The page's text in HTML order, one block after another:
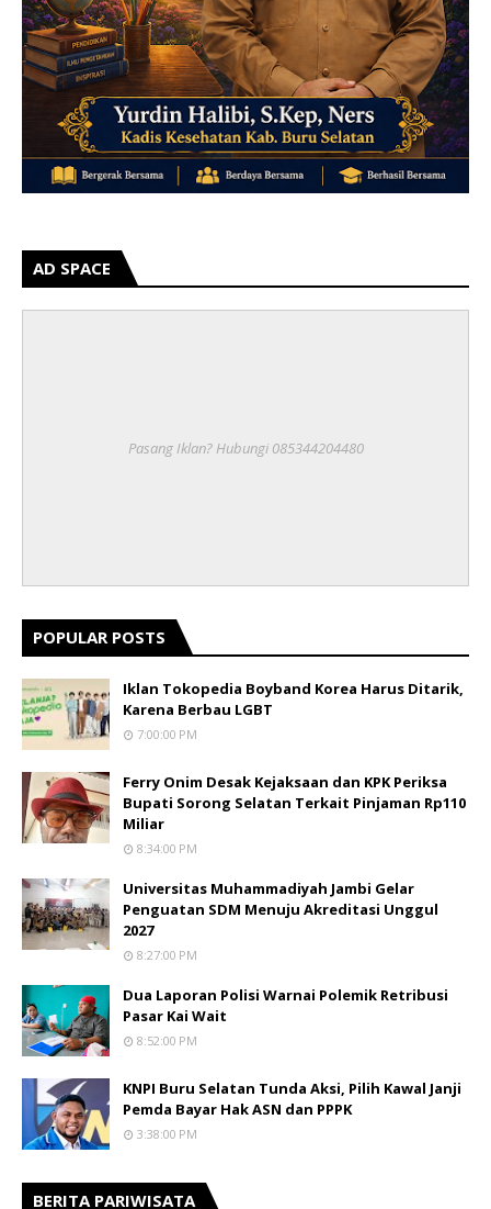
AD SPACE
Pasang Iklan? Hubungi 085344204480
POPULAR POSTS
Iklan Tokopedia Boyband Korea Harus Ditarik,
Karena Berbau LGBT
7:00:00 PM
Ferry Onim Desak Kejaksaan dan KPK Periksa
Bupati Sorong Selatan Terkait Pinjaman Rp110
Miliar
8:34:00 PM
Universitas Muhammadiyah Jambi Gelar
Penguatan SDM Menuju Akreditasi Unggul
2027
8:27:00 PM
Dua Laporan Polisi Warnai Polemik Retribusi
Pasar Kai Wait
8:52:00 PM
KNPI Buru Selatan Tunda Aksi, Pilih Kawal Janji
Pemda Bayar Hak ASN dan PPPK
3:38:00 PM
BERITA PARIWISATA